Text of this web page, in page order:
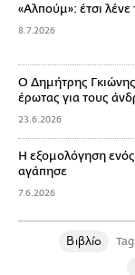
«Αλπούμ»: έτσι
8.7.2026
Ο Δημήτρης Γκιώνης
έρωτας για τους
23.6.2026
Η εξομολόγηση ενός
αγάπησε
7.6.2026
Βιβλίο